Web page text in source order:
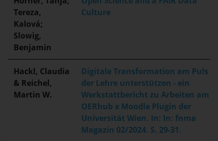
Tereza,
Kalová;
Slowig,
Benjamin
Culture
Hackl, Claudia
& Reichel,
Martin W.
Digitale Transformation am Puls
der Lehre unterstützen - ein
Werkstattbericht zu Arbeiten am
OERhub x Moodle Plugin der
Universität Wien. In: In: fnma
Magazin 02/2024. S. 29-31.